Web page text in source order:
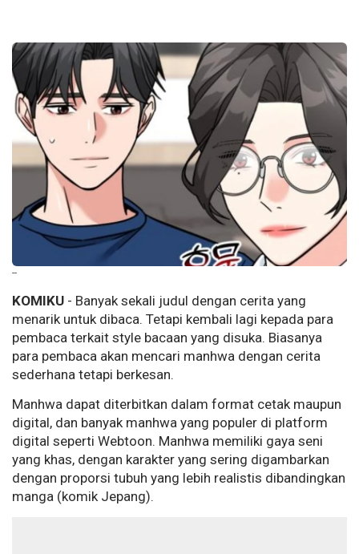
--
KOMIKU - Banyak sekali judul dengan cerita yang
menarik untuk dibaca. Tetapi kembali lagi kepada para
pembaca terkait style bacaan yang disuka. Biasanya
para pembaca akan mencari manhwa dengan cerita
sederhana tetapi berkesan.
Manhwa dapat diterbitkan dalam format cetak maupun
digital, dan banyak manhwa yang populer di platform
digital seperti Webtoon. Manhwa memiliki gaya seni
yang khas, dengan karakter yang sering digambarkan
dengan proporsi tubuh yang lebih realistis dibandingkan
manga (komik Jepang).